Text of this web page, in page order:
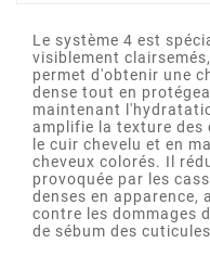
Le système 4 est
visiblement
permet d'obtenir une
dense tout en
maintenant
amplifie la texture
le cuir chevelu et en
cheveux colorés. Il
provoquée par les
denses en apparence,
contre les dommages
de sébum des